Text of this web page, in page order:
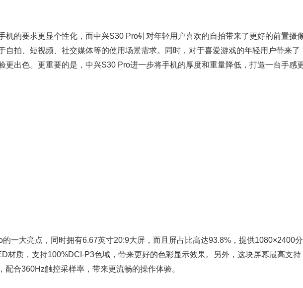
的要求更显个性化，而中兴S30 Pro针对年轻用户喜欢的自拍带来了更好的前置摄
自拍、短视频、社交媒体等的使用场景需求。同时，对于喜爱游戏的年轻用户带来了
更出色。更重要的是，中兴S30 Pro进一步将手机的厚度和重量降低，打造一台手感
大亮点，同时拥有6.67英寸20:9大屏，而且屏占比高达93.8%，提供1080×2400分
材质，支持100%DCI-P3色域，带来更好的色彩显示效果。另外，这块屏幕最高支持
配合360Hz触控采样率，带来更流畅的操作体验。